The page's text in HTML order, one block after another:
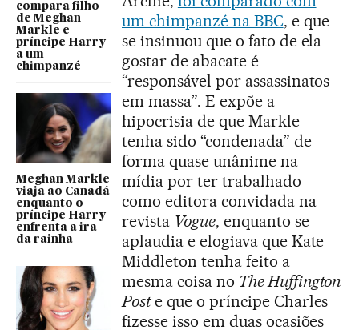
compara filho
de Meghan
Markle e
príncipe Harry
a um
chimpanzé
Meghan Markle
viaja ao Canadá
enquanto o
príncipe Harry
enfrenta a ira
da rainha
um chimpanzé na BBC, e que
se insinuou que o fato de ela
gostar de abacate é
“responsável por assassinatos
em massa”. E expõe a
hipocrisia de que Markle
tenha sido “condenada” de
forma quase unânime na
mídia por ter trabalhado
como editora convidada na
revista Vogue, enquanto se
aplaudia e elogiava que Kate
Middleton tenha feito a
mesma coisa no The Huffington
Poste que o príncipe Charles
fizesse isso em duas ocasiões